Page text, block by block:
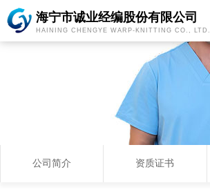
海宁市诚业经编股份有限公司
HAINING CHENGYE WARP-KNITTING CO., LTD.
公司简介 资质证书